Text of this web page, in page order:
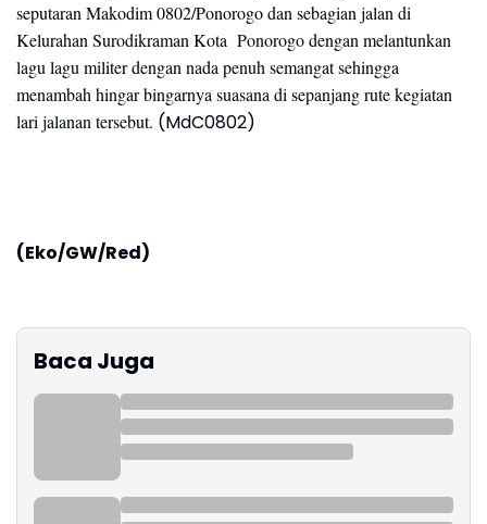
seputaran Makodim 0802/Ponorogo dan sebagian jalan di
Kelurahan Surodikraman Kota Ponorogo dengan melantunkan
lagu lagu militer dengan nada penuh semangat sehingga
menambah hingar bingarnya suasana di sepanjang rute kegiatan
lari jalanan tersebut. (MdC0802)
(Eko/GW/Red)
Baca Juga